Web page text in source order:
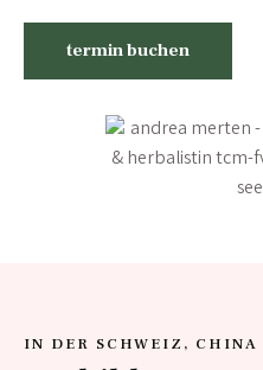
termin buchen
IN DER SCHWEIZ, CHINA